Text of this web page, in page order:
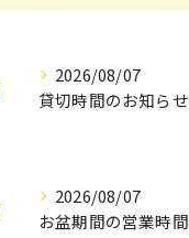
2026/08/07
貸切時間のお知らせ
2026/08/07